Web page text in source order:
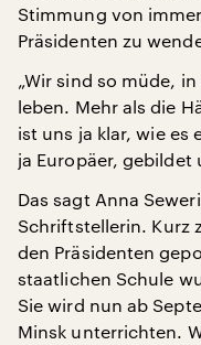
Stimmung von
Präsidenten zu
„Wir sind so müde,
leben. Mehr als die
ist uns ja klar, wie es
ja Europäer, gebildet
Das sagt Anna
Schriftstellerin. Kurz
den Präsidenten
staatlichen Schule
Sie wird nun ab
Minsk unterrichten.